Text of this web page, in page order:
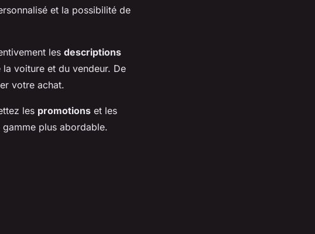
et la possibilité de
les descriptions
voiture et du vendeur. De
votre achat.
les promotions et les
plus abordable.